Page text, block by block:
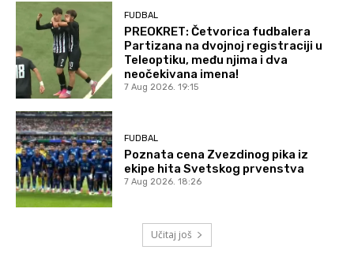
FUDBAL
PREOKRET: Četvorica fudbalera
Partizana na dvojnoj registraciji u
Teleoptiku, među njima i dva
neočekivana imena!
7 Aug 2026. 19:15
FUDBAL
Poznata cena Zvezdinog pika iz
ekipe hita Svetskog prvenstva
7 Aug 2026. 18:26
Učitaj još